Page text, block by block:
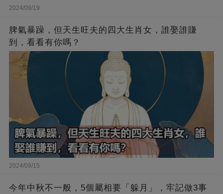
2024/09/19
脾氣暴躁，但天生旺夫的四大生肖女，誰娶誰賺
到，看看有你嗎？
2024/09/15
今年中秋不一般，5個屬相要「躲月」，牢記做3事